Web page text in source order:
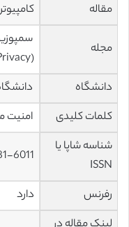
مقاله
مجله
(Symposium on Security and Privacy)
دانشگاه
کلمات کلیدی
امنیت
شناسه شاپا یا
ISSN
6011
رفرنس
دارد